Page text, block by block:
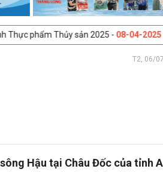
2025 -08-04-2025 Galway, Ireland - Hội
T2, 06/
Hậu tại Châu Đốc của tỉnh